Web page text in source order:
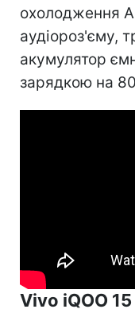
охолодження
аудіороз'єму,
акумулятор
зарядкою на
Vivo iQOO